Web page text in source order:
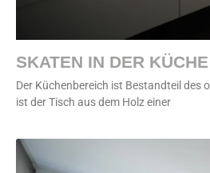
SKATEN IN DER KÜCHE
Der Küchenbereich ist Bestandteil
ist der Tisch aus dem Holz einer